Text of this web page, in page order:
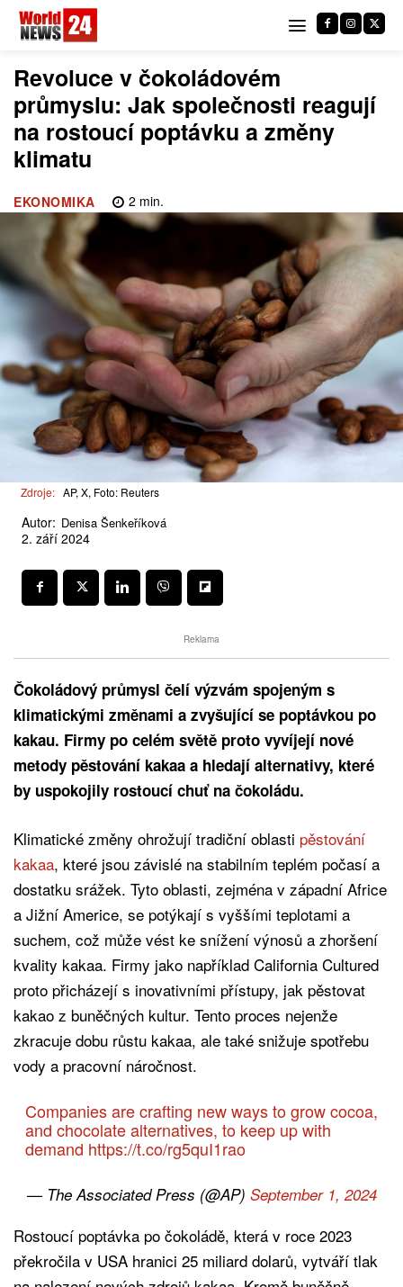
Revoluce v čokoládovém
průmyslu: Jak společnosti reagují
na rostoucí poptávku a změny
klimatu
EKONOMIKA 2 min.
Zdroje: AP, X, Foto: Reuters
Autor: Denisa Šenkeříková
2. září 2024
Reklama
Čokoládový průmysl čelí výzvám spojeným s
klimatickými změnami a zvyšující se poptávkou po
kakau. Firmy po celém světě proto vyvíjejí nové
metody pěstování kakaa a hledají alternativy, které
by uspokojily rostoucí chuť na čokoládu.
Klimatické změny ohrožují tradiční oblasti pěstování
kakaa, které jsou závislé na stabilním teplém počasí a
dostatku srážek. Tyto oblasti, zejména v západní Africe
a Jižní Americe, se potýkají s vyššími teplotami a
suchem, což může vést ke snížení výnosů a zhoršení
kvality kakaa. Firmy jako například California Cultured
proto přicházejí s inovativními přístupy, jak pěstovat
kakao z buněčných kultur. Tento proces nejenže
zkracuje dobu růstu kakaa, ale také snižuje spotřebu
vody a pracovní náročnost.
Companies are crafting new ways to grow cocoa,
and chocolate alternatives, to keep up with
demand https://t.co/rg5quI1rao
— The Associated Press (@AP) September 1, 2024
Rostoucí poptávka po čokoládě, která v roce 2023
překročila v USA hranici 25 miliard dolarů, vytváří tlak